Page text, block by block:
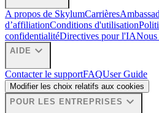
A propos de SkylumCarrières
d’affiliationConditions d'utilisation
confidentialitéDirectives pour l'IANous
AIDE expand_more
Contacter le supportFAQUser Guide
Modifier les choix relatifs aux cookies
POUR LES ENTREPRISES expand_more